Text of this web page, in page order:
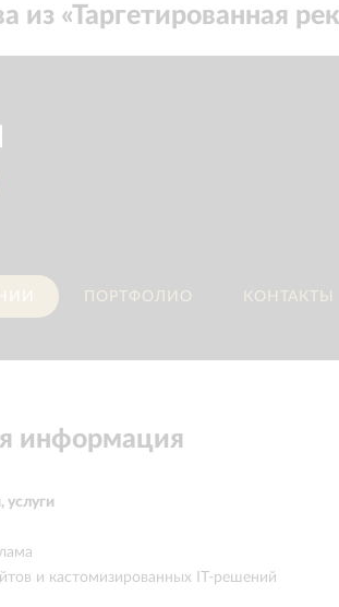
из «Таргетированная
ПОРТФОЛИО КОНТАКТЫ
информация
услуги
и кастомизированных IT-решений